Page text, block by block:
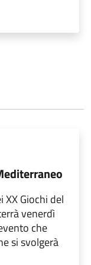
XX Giochi del
venerdì
che
si svolgerà